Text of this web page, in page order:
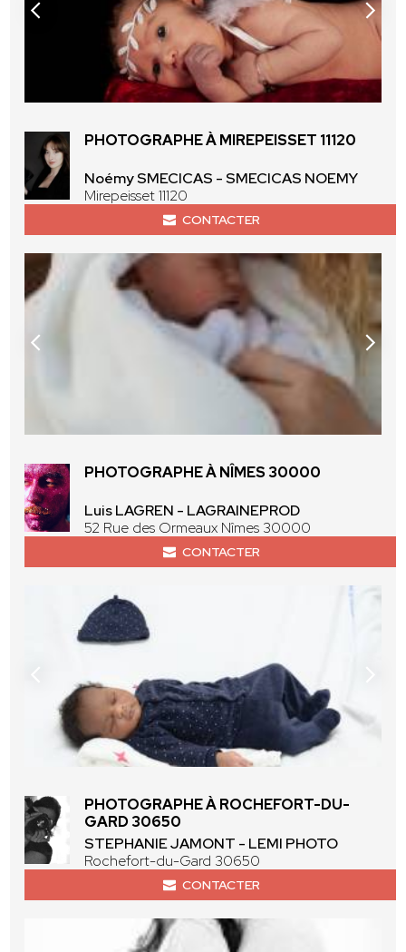
PHOTOGRAPHE À MIREPEISSET 11120
Noémy SMECICAS - SMECICAS NOEMY
Mirepeisset 11120
CONTACTER
PHOTOGRAPHE À NÎMES 30000
Luis LAGREN - LAGRAINEPROD
52 Rue des Ormeaux Nîmes 30000
CONTACTER
PHOTOGRAPHE À ROCHEFORT-DU-
GARD 30650
STEPHANIE JAMONT - LEMI PHOTO
Rochefort-du-Gard 30650
CONTACTER